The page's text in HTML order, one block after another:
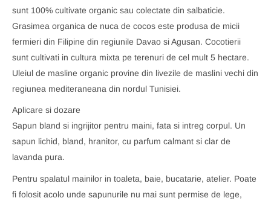
sunt 100% cultivate organic sau colectate din salbaticie.
Grasimea organica de nuca de cocos este produsa de micii
fermieri din Filipine din regiunile Davao si Agusan. Cocotierii
sunt cultivati in cultura mixta pe terenuri de cel mult 5 hectare.
Uleiul de masline organic provine din livezile de maslini vechi din
regiunea mediteraneana din nordul Tunisiei.
Aplicare si dozare
Sapun bland si ingrijitor pentru maini, fata si intreg corpul. Un
sapun lichid, bland, hranitor, cu parfum calmant si clar de
lavanda pura.
Pentru spalatul mainilor in toaleta, baie, bucatarie, atelier. Poate
fi folosit acolo unde sapunurile nu mai sunt permise de lege,